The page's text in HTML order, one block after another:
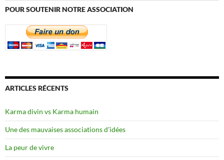
POUR SOUTENIR NOTRE ASSOCIATION
ARTICLES RÉCENTS
Karma divin vs Karma humain
Une des mauvaises associations d’idées
La peur de vivre